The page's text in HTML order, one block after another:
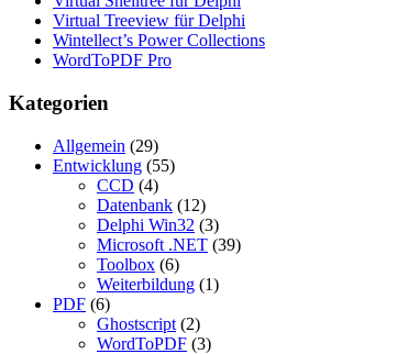
Virtual Treeview für Delphi
Wintellect’s Power Collections
WordToPDF Pro
Kategorien
Allgemein (29)
Entwicklung (55)
CCD (4)
Datenbank (12)
Delphi Win32 (3)
Microsoft .NET (39)
Toolbox (6)
Weiterbildung (1)
PDF (6)
Ghostscript (2)
WordToPDF (3)